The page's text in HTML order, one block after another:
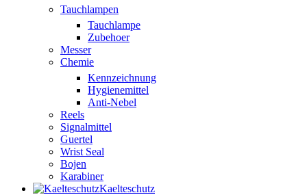
Tauchlampen
Tauchlampe
Zubehoer
Messer
Chemie
Kennzeichnung
Hygienemittel
Anti-Nebel
Reels
Signalmittel
Guertel
Wrist Seal
Bojen
Karabiner
Kaelteschutz